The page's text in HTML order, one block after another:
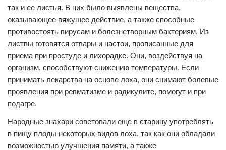
так и ее листья. В них было выявлены вещества,
оказывающее вяжущее действие, а также способные
противостоять вирусам и болезнетворным бактериям. Из
листвы готовятся отвары и настои, прописанные для
приема при простуде и лихорадке. Они, воздействуя на
организм, способствуют снижению температуры. Если
принимать лекарства на основе лоха, они снимают болевые
проявления при ревматизме и радикулите, помогут и при
подагре.
Народные знахари советовали еще в старину употреблять
в пищу плоды некоторых видов лоха, так как они обладали
возможностью улучшения памяти, а также